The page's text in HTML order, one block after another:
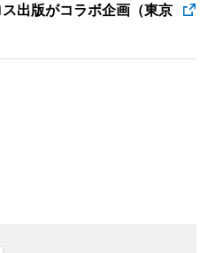
出版がコラボ企画（東京